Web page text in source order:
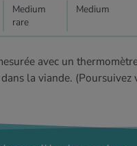
Medium
rare
Medium
avec un
la viande. (Poursuivez